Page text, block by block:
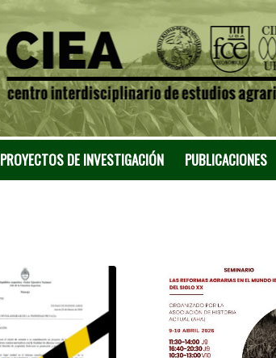
PROYECTOS DE INVESTIGACIÓN PUBLICACIONES